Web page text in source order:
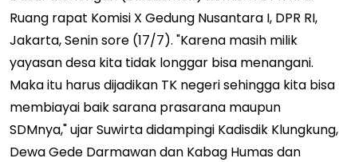
Ruang rapat Komisi X Gedung Nusantara I, DPR RI,
Jakarta, Senin sore (17/7). "Karena masih milik
yayasan desa kita tidak longgar bisa menangani.
Maka itu harus dijadikan TK negeri sehingga kita bisa
membiayai baik sarana prasarana maupun
SDMnya," ujar Suwirta didampingi Kadisdik Klungkung,
Dewa Gede Darmawan dan Kabag Humas dan